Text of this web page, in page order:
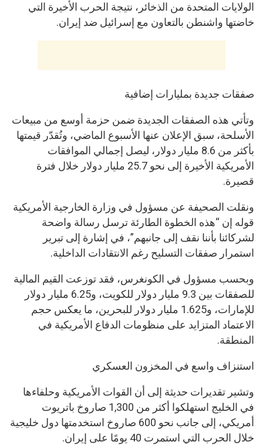
الولايات المتحدة من الذخائر، نتيجة الحرب الأخيرة التي
خاضتها واشنطن بالتعاون مع إسرائيل ضد إيران.
صفقات جديدة بمليارات إضافية
وتأتي هذه الصفقات الجديدة ضمن حزمة أوسع من مبيعات
الأسلحة، سبق الإعلان عنها الأسبوع الماضي، وتُقدّر قيمتها
بأكثر من 8.6 مليار دولار، ليصل إجمالي الموافقات
الأمريكية الأخيرة إلى نحو 25.7 مليار دولار خلال فترة
قصيرة.
ونقلت الصحيفة عن مسؤول في وزارة الخارجية الأمريكية
قوله إن “هذه الخطوة الطارئة ترسل رسالة واضحة
لشركائنا بأننا نقف إلى جانبهم”، في إشارة إلى تبرير
استمرار صفقات التسليح رغم الانتقادات الداخلية.
وبحسب مسؤول في الكونغرس، فقد توزعت القيم المالية
للصفقات بين 9.3 مليار دولار للكويت، و6.25 مليار دولار
للإمارات، و1.625 مليار دولار للبحرين، ما يعكس حجم
الاعتماد المتزايد على منظومات الدفاع الأمريكية في
المنطقة.
استنزاف واسع في المخزون العسكري
وتشير تقديرات حديثة إلى أن القوات الأمريكية وحلفاءها
في الخليج استهلكوا أكثر من 1,300 صاروخ باتريوت
أمريكي، إلى جانب نحو 600 صاروخ استخدمتها دول خليجية
خلال الحرب التي استمرت 40 يومًا على إيران.